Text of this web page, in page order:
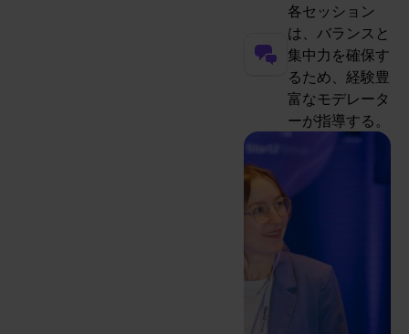
各セッション
は、バランスと
集中力を確保す
るため、経験豊
富なモデレータ
ーが指導する。